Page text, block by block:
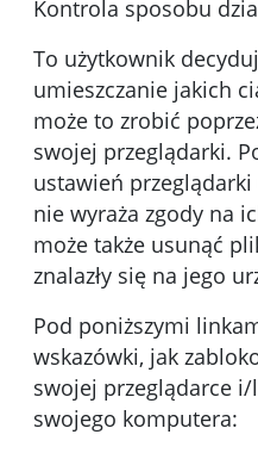
Kontrola sposobu
To użytkownik
umieszczanie jakich
może to zrobić
swojej przeglądarki.
ustawień
nie wyraża zgody na
może także usunąć
znalazły się na jego
Pod poniższymi
wskazówki, jak
swojej przeglądarce
swojego komputera: